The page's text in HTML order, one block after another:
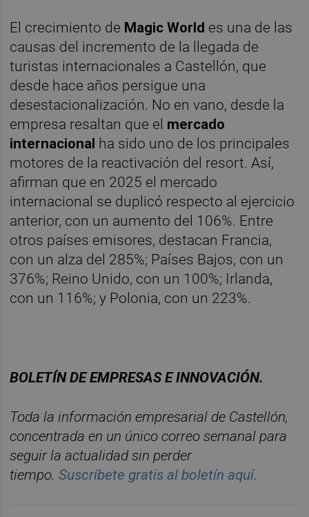
El crecimiento de Magic World es una de las
causas del incremento de la llegada de
turistas internacionales a Castellón, que
desde hace años persigue una
desestacionalización. No en vano, desde la
empresa resaltan que el mercado
internacional ha sido uno de los principales
motores de la reactivación del resort. Así,
afirman que en 2025 el mercado
internacional se duplicó respecto al ejercicio
anterior, con un aumento del 106%. Entre
otros países emisores, destacan Francia,
con un alza del 285%; Países Bajos, con un
376%; Reino Unido, con un 100%; Irlanda,
con un 116%; y Polonia, con un 223%.
BOLETÍN DE EMPRESAS E INNOVACIÓN.
Toda la información empresarial de Castellón,
concentrada en un único correo semanal para
seguir la actualidad sin perder
tiempo.Suscríbete gratis al boletín aquí.